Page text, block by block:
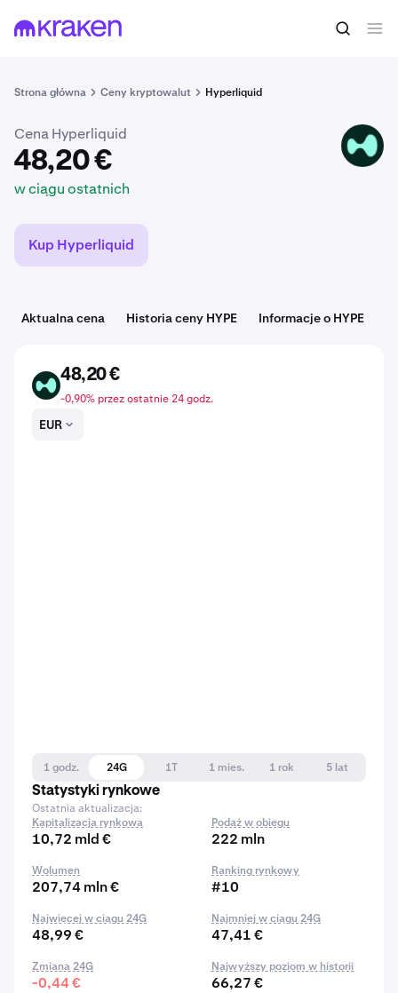
Strona główna Ceny kryptowalut Hyperliquid
48,20 € Kup HYPE
Cena Hyperliquid
48,20 €
w ciągu ostatnich
HYPE
Kup Hyperliquid
Aktualna cena Historia ceny HYPE Informacje o HYPE
HYPE
48,20 €
-0,90% przez ostatnie 24 godz.
EUR
1 godz. 24G 1T 1 mies. 1 rok
5 lat
Statystyki rynkowe
Ostatnia aktualizacja:
Kapitalizacja rynkowa
10,72 mld €
Podaż w obiegu
222 mln
Wolumen
207,74 mln €
Ranking rynkowy
#10
Najwięcej w ciągu 24G
48,99 €
Najmniej w ciągu 24G
47,41 €
Zmiana 24G
-0,44 €
Najwyższy poziom w historii
66,27 €